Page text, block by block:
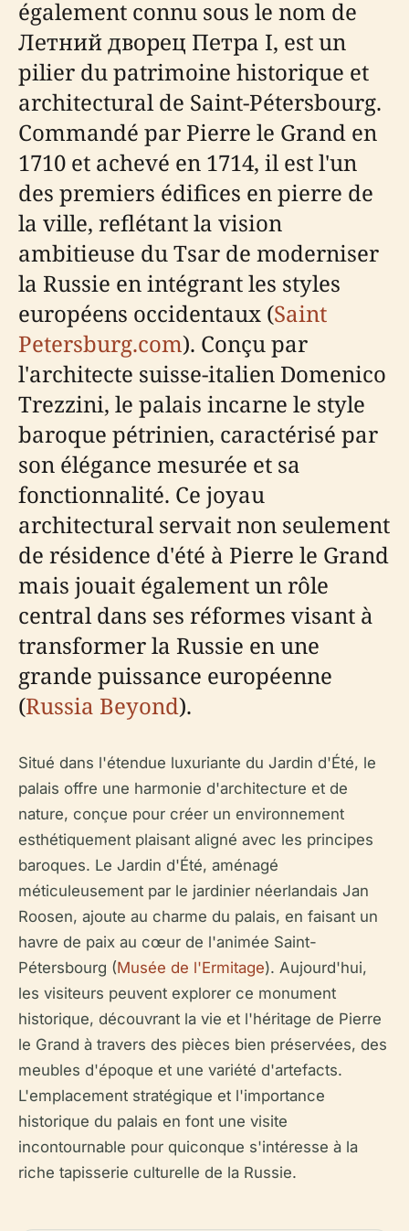
également connu sous le nom de
Летний дворец Петра I, est un
pilier du patrimoine historique et
architectural de Saint-Pétersbourg.
Commandé par Pierre le Grand en
1710 et achevé en 1714, il est l'un
des premiers édifices en pierre de
la ville, reflétant la vision
ambitieuse du Tsar de moderniser
la Russie en intégrant les styles
européens occidentaux (Saint
Petersburg.com). Conçu par
l'architecte suisse-italien Domenico
Trezzini, le palais incarne le style
baroque pétrinien, caractérisé par
son élégance mesurée et sa
fonctionnalité. Ce joyau
architectural servait non seulement
de résidence d'été à Pierre le Grand
mais jouait également un rôle
central dans ses réformes visant à
transformer la Russie en une
grande puissance européenne
(Russia Beyond).
Situé dans l'étendue luxuriante du Jardin d'Été, le
palais offre une harmonie d'architecture et de
nature, conçue pour créer un environnement
esthétiquement plaisant aligné avec les principes
baroques. Le Jardin d'Été, aménagé
méticuleusement par le jardinier néerlandais Jan
Roosen, ajoute au charme du palais, en faisant un
havre de paix au cœur de l'animée Saint-
Pétersbourg (Musée de l'Ermitage). Aujourd'hui,
les visiteurs peuvent explorer ce monument
historique, découvrant la vie et l'héritage de Pierre
le Grand à travers des pièces bien préservées, des
meubles d'époque et une variété d'artefacts.
L'emplacement stratégique et l'importance
historique du palais en font une visite
incontournable pour quiconque s'intéresse à la
riche tapisserie culturelle de la Russie.